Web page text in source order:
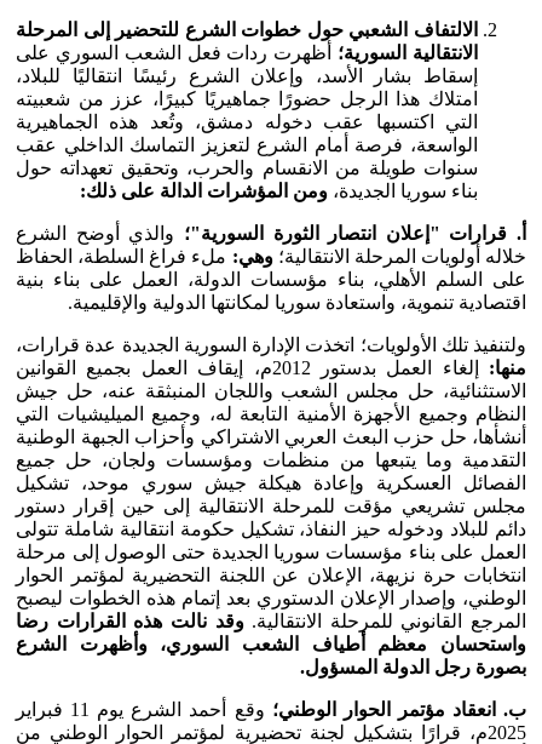
الالتفاف الشعبي حول خطوات الشرع للتحضير إلى المرحلة
الانتقالية السورية؛ أظهرت ردات فعل الشعب السوري على
إسقاط بشار الأسد، وإعلان الشرع رئيسًا انتقاليًا للبلاد،
امتلاك هذا الرجل حضورًا جماهيريًا كبيرًا، عزز من شعبيته
التي اكتسبها عقب دخوله دمشق، وتُعد هذه الجماهيرية
الواسعة، فرصة أمام الشرع لتعزيز التماسك الداخلي عقب
سنوات طويلة من الانقسام والحرب، وتحقيق تعهداته حول
بناء سوريا الجديدة، ومن المؤشرات الدالة على ذلك:
أ. قرارات "إعلان انتصار الثورة السورية"؛ والذي أوضح الشرع
خلاله أولويات المرحلة الانتقالية؛وهي: ملء فراغ السلطة، الحفاظ
على السلم الأهلي، بناء مؤسسات الدولة، العمل على بناء بنية
اقتصادية تنموية، واستعادة سوريا لمكانتها الدولية والإقليمية.
ولتنفيذ تلك الأولويات؛ اتخذت الإدارة السورية الجديدة عدة قرارات،
منها:
إلغاء العمل بدستور 2012م، إيقاف العمل بجميع القوانين
الاستثنائية، حل مجلس الشعب واللجان المنبثقة عنه، حل جيش
النظام وجميع الأجهزة الأمنية التابعة له، وجميع الميليشيات التي
أنشأها، حل حزب البعث العربي الاشتراكي وأحزاب الجبهة الوطنية
التقدمية وما يتبعها من منظمات ومؤسسات ولجان، حل جميع
الفصائل العسكرية وإعادة هيكلة جيش سوري موحد، تشكيل
مجلس تشريعي مؤقت للمرحلة الانتقالية إلى حين إقرار دستور
دائم للبلاد ودخوله حيز النفاذ، تشكيل حكومة انتقالية شاملة تتولى
العمل على بناء مؤسسات سوريا الجديدة حتى الوصول إلى مرحلة
انتخابات حرة نزيهة، الإعلان عن اللجنة التحضيرية لمؤتمر الحوار
الوطني، وإصدار الإعلان الدستوري بعد إتمام هذه الخطوات ليصبح
المرجع القانوني للمرحلة الانتقالية.وقد نالت هذه القرارات رضا
واستحسان معظم أطياف الشعب السوري، وأظهرت الشرع
بصورة رجل الدولة المسؤول.
ب. انعقاد مؤتمر الحوار الوطني؛
وقع أحمد الشرع يوم 11 فبراير
2025م، قرارًا بتشكيل لجنة تحضيرية لمؤتمر الحوار الوطني من